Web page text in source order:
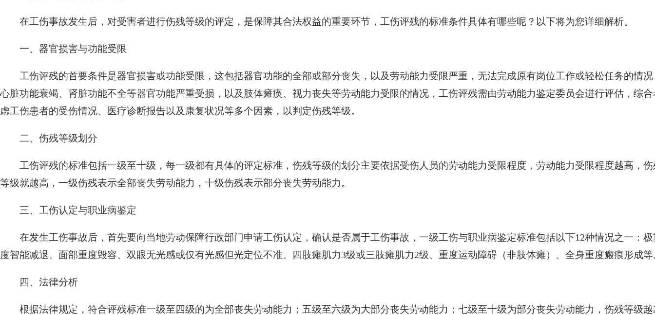
在工伤事故发生后，对受害者进行伤残等级的评定，是保障其合法权益的重要环节，工伤评残的标准条件具体有哪些呢？以下将为您详细解析。
一、器官损害与功能受限
工伤评残的首要条件是器官损害或功能受限，这包括器官功能的全部或部分丧失，以及劳动能力受限严重，无法完成原有岗位工作或轻松任务的情况
心脏功能衰竭、肾脏功能不全等器官功能严重受损，以及肢体瘫痪、视力丧失等劳动能力受限的情况，工伤评残需由劳动能力鉴定委员会进行评估，综合
虑工伤患者的受伤情况、医疗诊断报告以及康复状况等多个因素，以判定伤残等级。
二、伤残等级划分
工伤评残的标准包括一级至十级，每一级都有具体的评定标准，伤残等级的划分主要依据受伤人员的劳动能力受限程度，劳动能力受限程度越高，伤
等级就越高，一级伤残表示全部丧失劳动能力，十级伤残表示部分丧失劳动能力。
三、工伤认定与职业病鉴定
在发生工伤事故后，首先要向当地劳动保障行政部门申请工伤认定，确认是否属于工伤事故，一级工伤与职业病鉴定标准包括以下12种情况之一：极
度智能减退、面部重度毁容、双眼无光感或仅有光感但光定位不准、四肢瘫肌力3级或三肢瘫肌力2级、重度运动障碍（非肢体瘫）、全身重度瘢痕形成等
四、法律分析
根据法律规定，符合评残标准一级至四级的为全部丧失劳动能力；五级至六级为大部分丧失劳动能力；七级至十级为部分丧失劳动能力，伤残等级越